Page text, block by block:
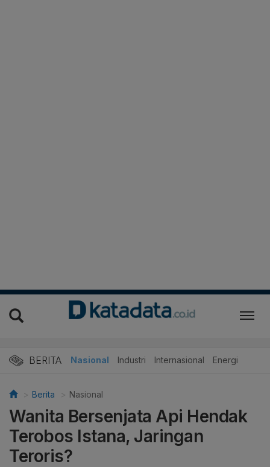
BERITA Nasional Industri Internasional Energi
Berita Nasional
Wanita Bersenjata Api Hendak
Terobos Istana, Jaringan
Teroris?